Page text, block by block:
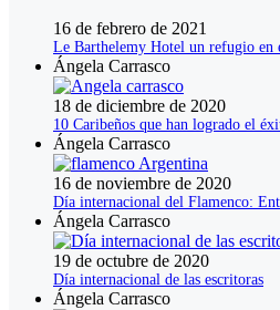
16 de febrero de 2021
Le Barthelemy Hotel un refugio en
Ángela Carrasco
18 de diciembre de 2020
10 Caribeños que han logrado el
Ángela Carrasco
16 de noviembre de 2020
Día internacional del Flamenco:
Ángela Carrasco
19 de octubre de 2020
Día internacional de las escritoras
Ángela Carrasco